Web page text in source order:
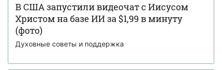
В США запустили видеочат с Иисусом
Христом на базе ИИ за $1,99 в минуту
(фото)
Духовные советы и поддержка